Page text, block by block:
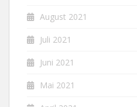
August 2021
Juli 2021
Juni 2021
Mai 2021